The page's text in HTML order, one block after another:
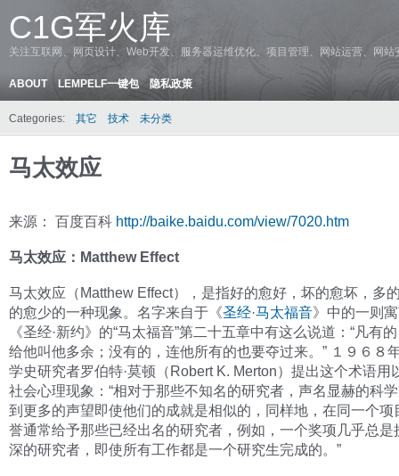
C1G军火库
关注互联网、网页设计、Web开发、服务器运维优化、项目管理、网站运营、网
ABOUT LEMPELF一键包 隐私政策
Categories: 其它 技术 未分类
马太效应
来源： 百度百科 http://baike.baidu.com/view/7020.htm
马太效应：Matthew Effect
马太效应（Matthew Effect），是指好的愈好，坏的愈坏，多
的愈少的一种现象。名字来自于《圣经·马太福音》中的一则
《圣经·新约》的“马太福音”第二十五章中有这么说道：“凡有
给他叫他多余；没有的，连他所有的也要夺过来。” １９６８
学史研究者罗伯特·莫顿（Robert K. Merton）提出这个术语用
社会心理现象：“相对于那些不知名的研究者，声名显赫的科
到更多的声望即使他们的成就是相似的，同样地，在同一个项
誉通常给予那些已经出名的研究者，例如，一个奖项几乎总是
深的研究者，即使所有工作都是一个研究生完成的。”